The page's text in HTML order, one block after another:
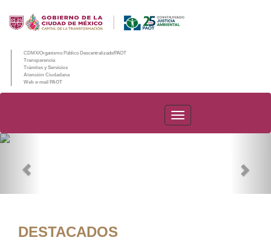
CDMX/Organismo Público Descentralizado/PAOT
Transparencia
Trámites y Servicios
Atención Ciudadana
Web e-mail PAOT
PAOT
DESTACADOS